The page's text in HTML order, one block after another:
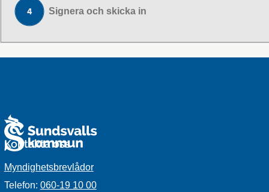
Signera och skicka in
Kontakta oss
Myndighetsbrevlådor
Telefon: 060-19 10 00